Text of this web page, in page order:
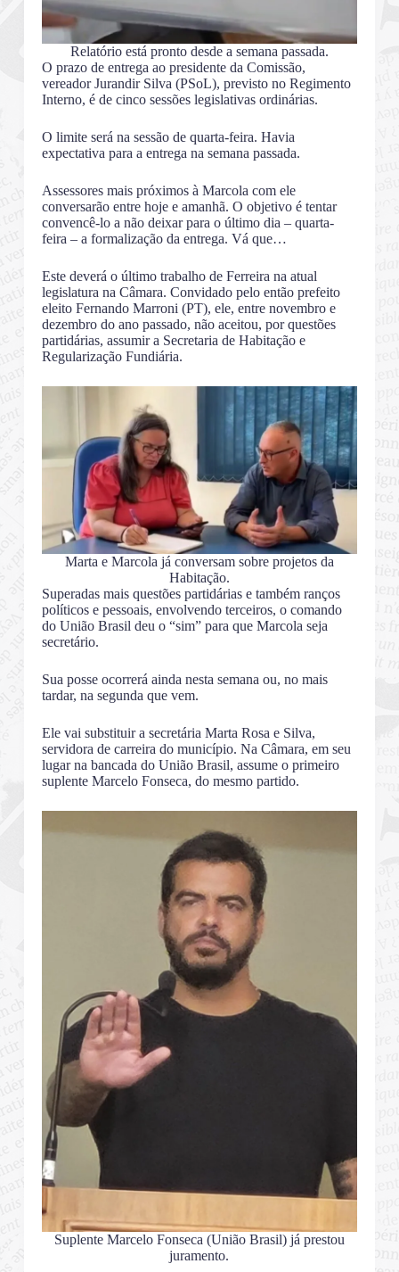
Relatório está pronto desde a semana passada.
O prazo de entrega ao presidente da Comissão,
vereador Jurandir Silva (PSoL), previsto no Regimento
Interno, é de cinco sessões legislativas ordinárias.
O limite será na sessão de quarta-feira. Havia
expectativa para a entrega na semana passada.
Assessores mais próximos à Marcola com ele
conversarão entre hoje e amanhã. O objetivo é tentar
convencê-lo a não deixar para o último dia – quarta-
feira – a formalização da entrega. Vá que…
Este deverá o último trabalho de Ferreira na atual
legislatura na Câmara. Convidado pelo então prefeito
eleito Fernando Marroni (PT), ele, entre novembro e
dezembro do ano passado, não aceitou, por questões
partidárias, assumir a Secretaria de Habitação e
Regularização Fundiária.
Marta e Marcola já conversam sobre projetos da
Habitação.
Superadas mais questões partidárias e também ranços
políticos e pessoais, envolvendo terceiros, o comando
do União Brasil deu o “sim” para que Marcola seja
secretário.
Sua posse ocorrerá ainda nesta semana ou, no mais
tardar, na segunda que vem.
Ele vai substituir a secretária Marta Rosa e Silva,
servidora de carreira do município. Na Câmara, em seu
lugar na bancada do União Brasil, assume o primeiro
suplente Marcelo Fonseca, do mesmo partido.
Suplente Marcelo Fonseca (União Brasil) já prestou
juramento.